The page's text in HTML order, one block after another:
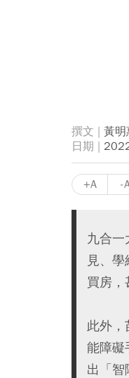
黃
+A -
九合一
見、
買房，
此外，
能障礙
出「智